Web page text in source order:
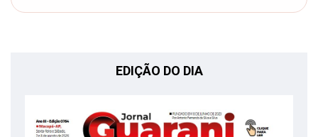
EDIÇÃO DO DIA